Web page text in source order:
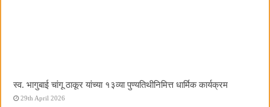
स्व. भागुबाई चांगू ठाकूर यांच्या १३व्या पुण्यतिथीनिमित्त धार्मिक कार्यक्रम
29th April 2026